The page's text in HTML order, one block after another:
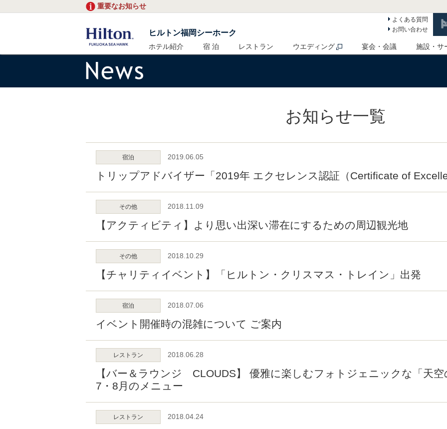
重要なお知らせ
ヒルトン福岡シーホーク
よくある質問
お問い合わせ
ホテル紹介 宿 泊 レストラン ウエディング 宴会・会議 施設・サ
お知らせ一覧
宿泊 2019.06.05
トリップアドバイザー「2019年 エクセレンス認証（Certificate of
その他 2018.11.09
【アクティビティ】より思い出深い滞在にするための周辺観光地
その他 2018.10.29
【チャリティイベント】「ヒルトン・クリスマス・トレイン」出発
宿泊 2018.07.06
イベント開催時の混雑について ご案内
レストラン 2018.06.28
【バー＆ラウンジ CLOUDS】 優雅に楽しむフォトジェニックな「天空
7・8月のメニュー
レストラン 2018.04.24